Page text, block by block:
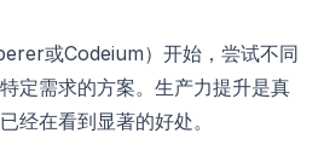
或Codeium）开始，尝试不同
定需求的方案。生产力提升是真
经在看到显著的好处。